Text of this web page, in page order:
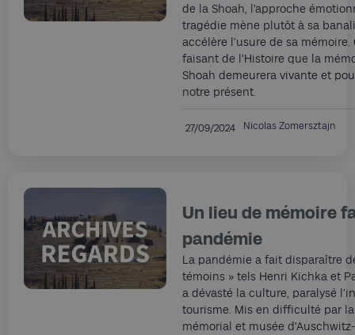
de la Shoah, l’approche
tragédie mène plutôt à sa
accélère l’usure de sa mémoire.
faisant de l’Histoire que la
Shoah demeurera vivante et
notre présent.
27/09/2024 Nicolas Zomersztajn
Un lieu de mémoire
pandémie
La pandémie a fait disparaître
témoins » tels Henri Kichka et
a dévasté la culture, paralysé
tourisme. Mis en difficulté par
mémorial et musée